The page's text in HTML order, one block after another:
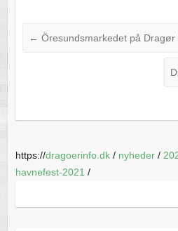
← Öresundsmarkedet på
https://dragoerinfo.dk/ nyheder/
havnefest-2021 /